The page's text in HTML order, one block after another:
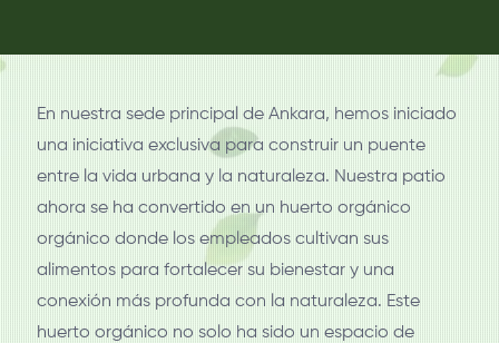
En nuestra sede principal de Ankara, hemos iniciado
una iniciativa exclusiva para construir un puente
entre la vida urbana y la naturaleza. Nuestra patio
ahora se ha convertido en un huerto orgánico
orgánico donde los empleados cultivan sus
alimentos para fortalecer su bienestar y una
conexión más profunda con la naturaleza. Este
huerto orgánico no solo ha sido un espacio de